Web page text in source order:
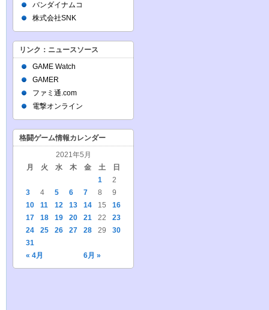
バンダイナムコ
株式会社SNK
リンク：ニュースソース
GAME Watch
GAMER
ファミ通.com
電撃オンライン
格闘ゲーム情報カレンダー
2021年5月
月
火 水 木 金 土 日
« 4月 6月 »
1
2
3
4 5 6 7 8
9
10
11 12 13 14 15
16
17
18 19 20 21 22
23
24
25 26 27 28 29
30
31